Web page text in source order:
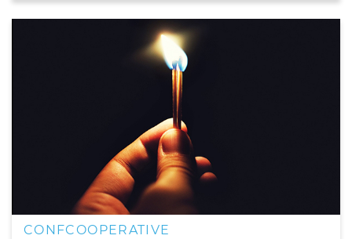
CONFCOOPERATIVE